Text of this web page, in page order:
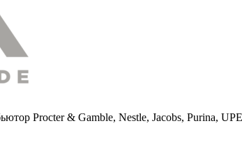
Procter & Gamble, Nestle, Jacobs, Purina,